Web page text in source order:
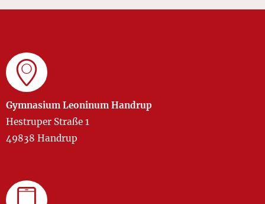
Gymnasium Leoninum Handrup
Hestruper Straße 1
49838 Handrup